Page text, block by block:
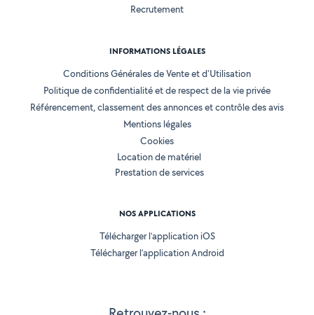
Recrutement
INFORMATIONS LÉGALES
Conditions Générales de Vente et d'Utilisation
Politique de confidentialité et de respect de la vie privée
Référencement, classement des annonces et contrôle des avis
Mentions légales
Cookies
Location de matériel
Prestation de services
NOS APPLICATIONS
Télécharger l’application iOS
Télécharger l’application Android